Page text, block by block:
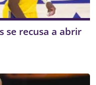
se recusa a abrir